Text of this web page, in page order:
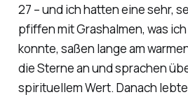
27 – und ich hatten eine sehr,
pfiffen mit Grashalmen, was
konnte, saßen lange am
die Sterne an und sprachen
spirituellem Wert. Danach